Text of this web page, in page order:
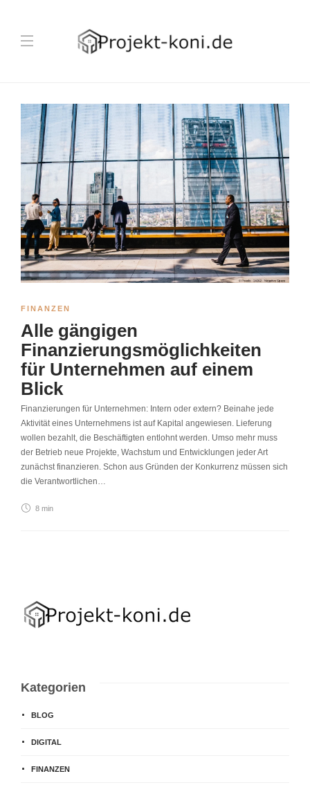
FINANZEN
Alle gängigen
Finanzierungsmöglichkeiten
für Unternehmen auf einem
Blick
Finanzierungen für Unternehmen: Intern oder extern? Beinahe jede
Aktivität eines Unternehmens ist auf Kapital angewiesen. Lieferung
wollen bezahlt, die Beschäftigten entlohnt werden. Umso mehr muss
der Betrieb neue Projekte, Wachstum und Entwicklungen jeder Art
zunächst finanzieren. Schon aus Gründen der Konkurrenz müssen sich
die Verantwortlichen…
8 min
Kategorien
BLOG
DIGITAL
FINANZEN